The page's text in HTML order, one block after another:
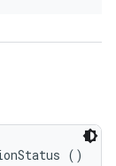
()